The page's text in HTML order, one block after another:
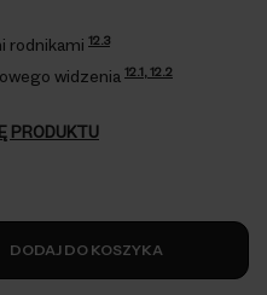
rodnikami 12.3
widzenia 12.1, 12.2
PRODUKTU
DODAJ DO KOSZYKA